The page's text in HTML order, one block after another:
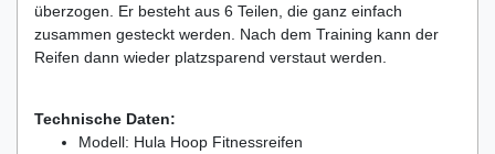
überzogen. Er besteht aus 6 Teilen, die ganz einfach
zusammen gesteckt werden. Nach dem Training kann der
Reifen dann wieder platzsparend verstaut werden.
Technische Daten:
Modell: Hula Hoop Fitnessreifen